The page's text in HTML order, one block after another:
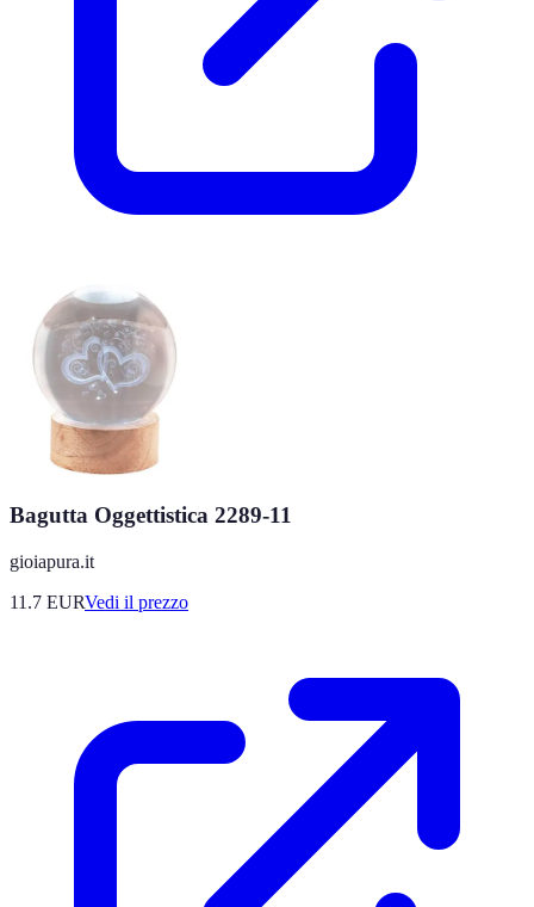
Bagutta Oggettistica 2289-11
gioiapura.it
11.7 EURVedi il prezzo